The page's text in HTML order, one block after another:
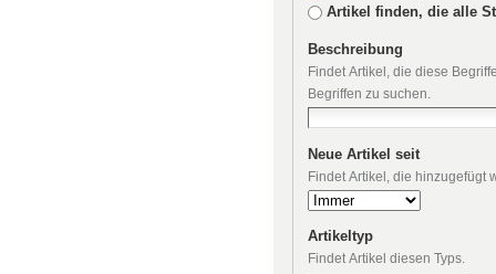
Artikel finden, die alle
Beschreibung
Findet Artikel, die diese
Begriffen zu suchen.
Neue Artikel seit
Findet Artikel, die hinzugefügt
Artikeltyp
Findet Artikel diesen Typs.